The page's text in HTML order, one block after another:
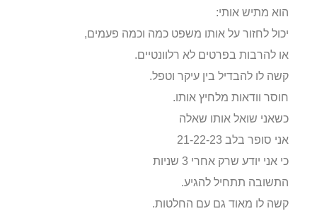
הוא מתיש אותי:
יכול לחזור על אותו משפט כמה וכמה פעמים,
או להרבות בפרטים לא רלוונטיים.
קשה לו להבדיל בין עיקר וטפל.
חוסר וודאות מלחיץ אותו.
כשאני שואל אותו שאלה
אני סופר בלב 21-22-23
כי אני יודע שרק אחרי 3 שניות
התשובה תתחיל להגיע.
קשה לו מאוד גם עם החלטות.